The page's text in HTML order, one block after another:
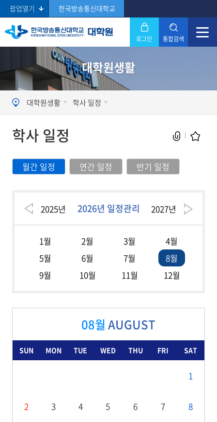
팝업열기 한국방송통신대학교
로그인 통합검색
Search 닫기
대학원생활
대학원생활 학사 일정
현재 페이지를 즐겨찾는 메뉴로
메뉴추가
학사 일정
월간 일정 연간 일정 반기 일정
2025년 2026년 일정관리 2027년
1월 2월 3월
4월
5월
6월 7월
8월
9월
10월 11월 12월
08월AUGUST
SUN MON TUE WED THU FRI SAT
1
2 3 4 5 6 7 8